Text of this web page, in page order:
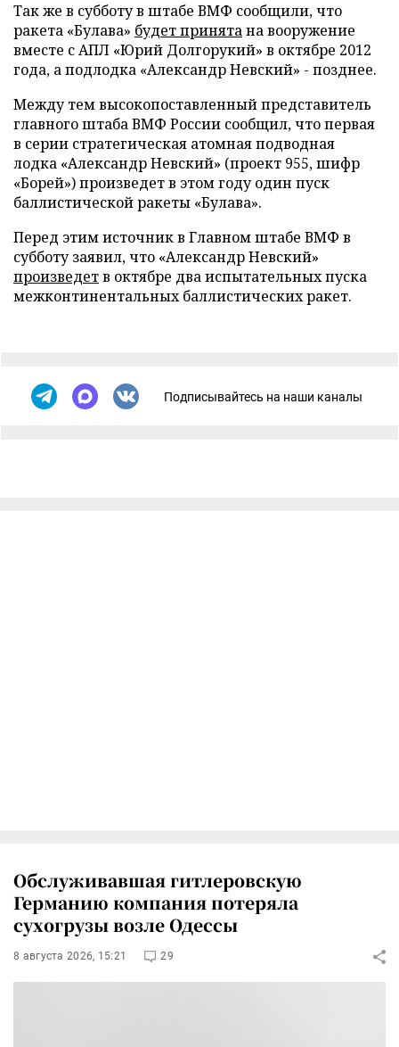
Так же в субботу в штабе ВМФ сообщили, что
ракета «Булава» будет принятана вооружение
вместе с АПЛ «Юрий Долгорукий» в октябре 2012
года, а подлодка «Александр Невский» - позднее.
Между тем высокопоставленный представитель
главного штаба ВМФ России сообщил, что первая
в серии стратегическая атомная подводная
лодка «Александр Невский» (проект 955, шифр
«Борей») произведет в этом году один пуск
баллистической ракеты «Булава».
Перед этим источник в Главном штабе ВМФ в
субботу заявил, что «Александр Невский»
произведетв октябре два испытательных пуска
межконтинентальных баллистических ракет.
Подписывайтесь на наши каналы
Обслуживавшая гитлеровскую
Германию компания потеряла
сухогрузы возле Одессы
8 августа 2026, 15:21 29